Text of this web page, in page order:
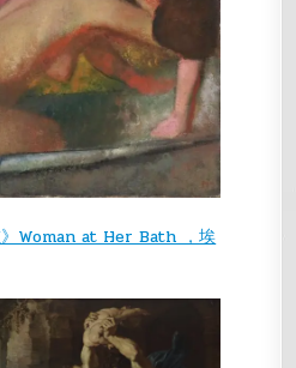
Woman at Her Bath ，埃